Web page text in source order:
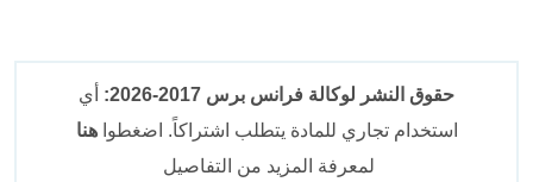
حقوق النشر لوكالة فرانس برس 2017-2026:
أي
استخدام تجاري للمادة يتطلب اشتراكاً. اضغطواهنا
لمعرفة المزيد من التفاصيل